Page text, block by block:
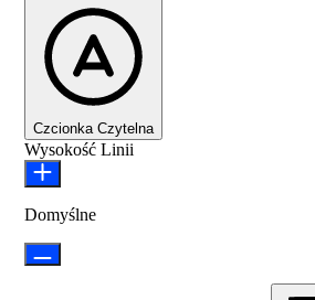
Czcionka Czytelna
Wysokość Linii
Domyślne